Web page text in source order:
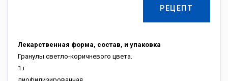
РЕЦЕПТ
Лекарственная форма, состав, и упаковка
Гранулы светло-коричневого цвета.
1 г